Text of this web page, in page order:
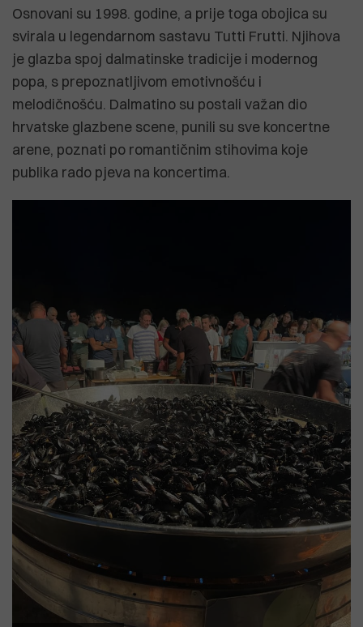
Osnovani su 1998. godine, a prije toga obojica su
svirala u legendarnom sastavu Tutti Frutti. Njihova
je glazba spoj dalmatinske tradicije i modernog
popa, s prepoznatljivom emotivnošću i
melodičnošću. Dalmatino su postali važan dio
hrvatske glazbene scene, punili su sve koncertne
arene, poznati po romantičnim stihovima koje
publika rado pjeva na koncertima.